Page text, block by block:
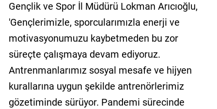
Gençlik ve Spor İl Müdürü Lokman Arıcıoğlu,
'Gençlerimizle, sporcularımızla enerji ve
motivasyonumuzu kaybetmeden bu zor
süreçte çalışmaya devam ediyoruz.
Antrenmanlarımız sosyal mesafe ve hijyen
kurallarına uygun şekilde antrenörlerimiz
gözetiminde sürüyor. Pandemi sürecinde